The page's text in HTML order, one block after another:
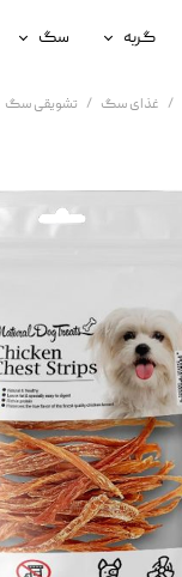
گربه
غذای گربه
سلامتی گربه
آرایشی و بهداشتی گربه
سگ
غذای سگ
سلامتی
آرایشی و
غذای سگ تشویقی سگ